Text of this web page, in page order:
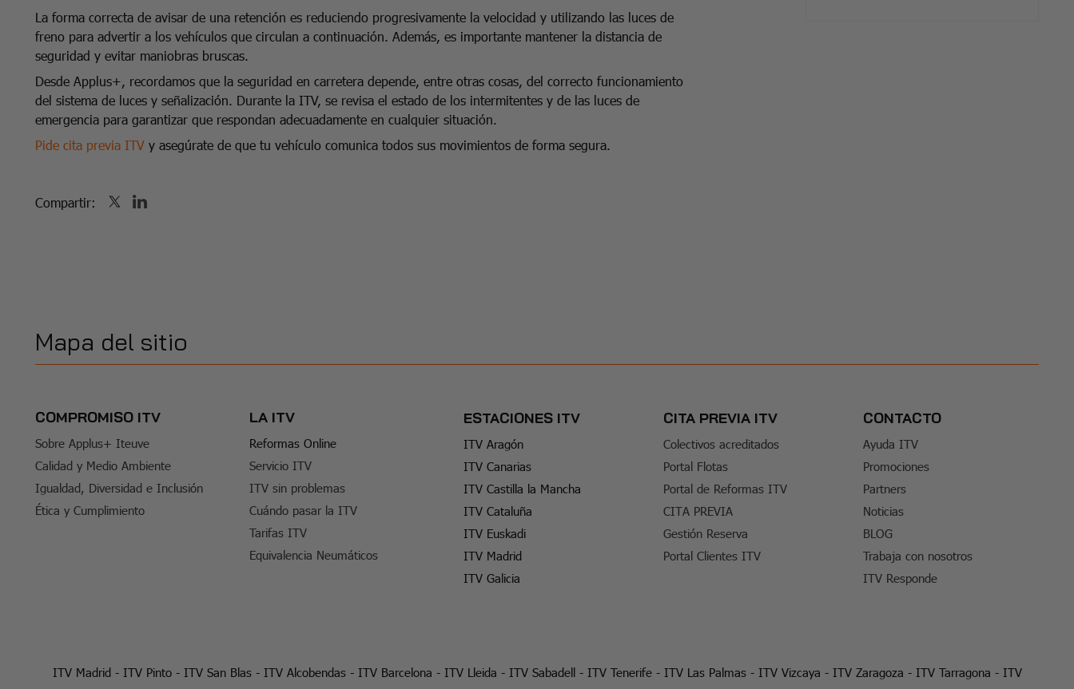
La forma correcta de avisar de una retención es reduciendo progresivamente la velocidad y utilizando las luces de
freno para advertir a los vehículos que circulan a continuación. Además, es importante mantener la distancia de
seguridad y evitar maniobras bruscas.
Desde Applus+, recordamos que la seguridad en carretera depende, entre otras cosas, del correcto funcionamiento
del sistema de luces y señalización. Durante la ITV, se revisa el estado de los intermitentes y de las luces de
emergencia para garantizar que respondan adecuadamente en cualquier situación.
Pide cita previa ITV y asegúrate de que tu vehículo comunica todos sus movimientos de forma segura.
Compartir:
Mapa del sitio
COMPROMISO ITV
Sobre Applus+ Iteuve
Calidad y Medio Ambiente
Igualdad, Diversidad e Inclusión
Ética y Cumplimiento
LA ITV
Reformas Online
Servicio ITV
ITV sin problemas
Cuándo pasar la ITV
Tarifas ITV
Equivalencia Neumáticos
ESTACIONES ITV
ITV Aragón
ITV Canarias
ITV Castilla la Mancha
ITV Cataluña
ITV Euskadi
ITV Madrid
ITV Galicia
CITA PREVIA ITV
Colectivos acreditados
Portal Flotas
Portal de Reformas ITV
CITA PREVIA
Gestión Reserva
Portal Clientes ITV
CONTACTO
Ayuda ITV
Promociones
Partners
Noticias
BLOG
Trabaja con nosotros
ITV Responde
ITV Madrid- ITV Pinto- ITV San Blas- ITV Alcobendas- ITV Barcelona - ITV Lleida - ITV Sabadell- ITV Tenerife- ITV Las Palmas- ITV Vizcaya - ITV Zaragoza - ITV Tarragona - ITV